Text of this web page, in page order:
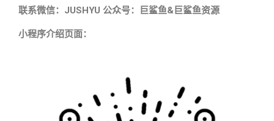
联系微信：JUSHYU 公众号：巨鲨鱼&巨鲨鱼资源
小程序介绍页面：